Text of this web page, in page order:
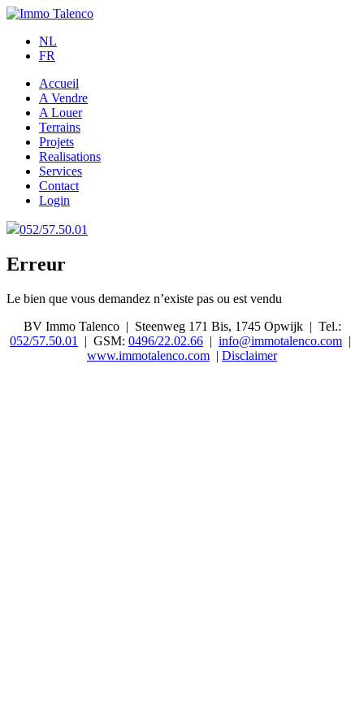
NL
FR
Accueil
A Vendre
A Louer
Terrains
Projets
Realisations
Services
Contact
Login
052/57.50.01
Erreur
Le bien que vous demandez n’existe pas ou est vendu
BV Immo Talenco | Steenweg 171 Bis, 1745 Opwijk | Tel.:
052/57.50.01
| GSM: 0496/22.02.66 | info@immotalenco.com |
www.immotalenco.com | Disclaimer